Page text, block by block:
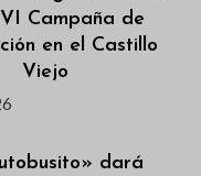
Campaña de
en el Castillo
Viejo
dará